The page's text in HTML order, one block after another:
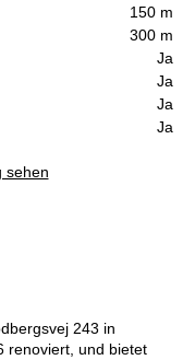
150 m
300 m
Ja
Ja
Ja
Ja
sehen
243 in
renoviert, und bietet